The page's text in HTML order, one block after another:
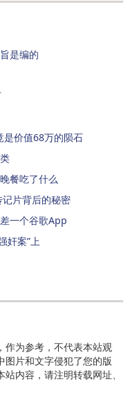
是编的
是价值68万的陨石
餐吃了什么
片背后的秘密
一个谷歌App
奸案”上
作为参考，不代表本站观
图片和文字侵犯了您的版
内容，请注明转载网址、